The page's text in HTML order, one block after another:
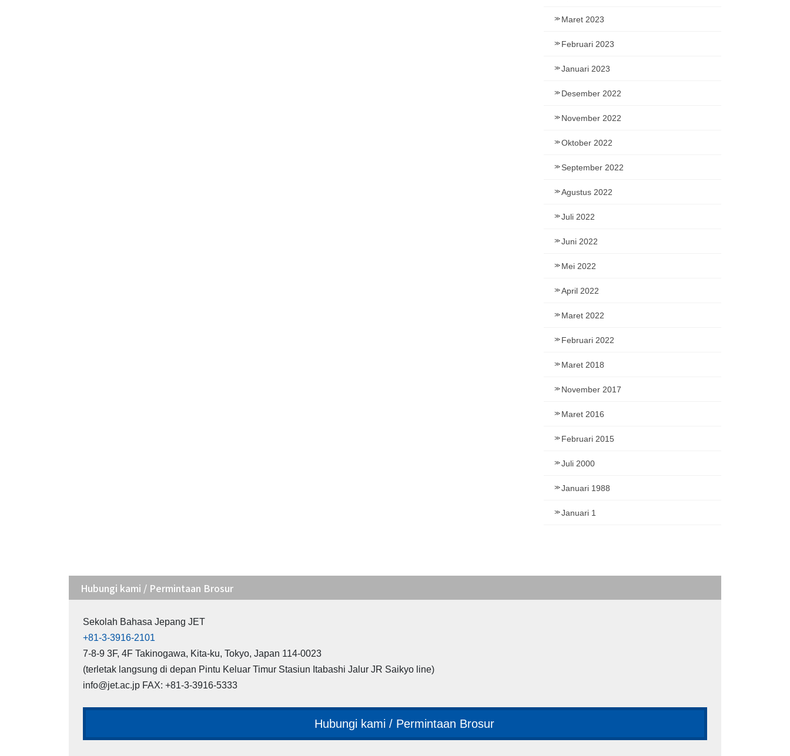
Maret 2023
Februari 2023
Januari 2023
Desember 2022
November 2022
Oktober 2022
September 2022
Agustus 2022
Juli 2022
Juni 2022
Mei 2022
April 2022
Maret 2022
Februari 2022
Maret 2018
November 2017
Maret 2016
Februari 2015
Juli 2000
Januari 1988
Januari 1
Hubungi kami / Permintaan Brosur
Sekolah Bahasa Jepang JET
+81-3-3916-2101
7-8-9 3F, 4F Takinogawa, Kita-ku, Tokyo, Japan 114-0023
(terletak langsung di depan Pintu Keluar Timur Stasiun Itabashi Jalur JR Saikyo line)
info@jet.ac.jp FAX: +81-3-3916-5333
Hubungi kami / Permintaan Brosur